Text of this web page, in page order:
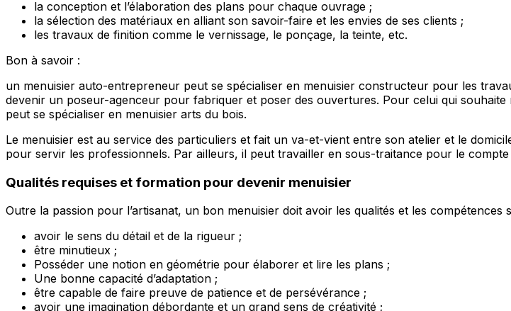
la conception et l’élaboration des plans pour chaque ouvrage ;
la sélection des matériaux en alliant son savoir-faire et les envies de ses clients ;
les travaux de finition comme le vernissage, le ponçage, la teinte, etc.
Bon à savoir :
un menuisier auto-entrepreneur peut se spécialiser en menuisier constructeur pour les
devenir un poseur-agenceur pour fabriquer et poser des ouvertures. Pour celui qui
peut se spécialiser en menuisier arts du bois.
Le menuisier est au service des particuliers et fait un va-et-vient entre son atelier et le
pour servir les professionnels. Par ailleurs, il peut travailler en sous-traitance pour le
Qualités requises et formation pour devenir menuisier
Outre la passion pour l’artisanat, un bon menuisier doit avoir les qualités et les compétences
avoir le sens du détail et de la rigueur ;
être minutieux ;
Posséder une notion en géométrie pour élaborer et lire les plans ;
Une bonne capacité d’adaptation ;
être capable de faire preuve de patience et de persévérance ;
avoir une imagination débordante et un grand sens de créativité ;